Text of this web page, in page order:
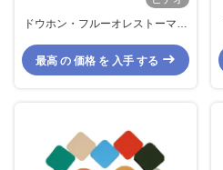
ドウホン・フルーオレストーマー
燃料耐性
最高 の 価格 を 入手 する